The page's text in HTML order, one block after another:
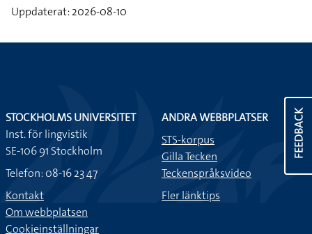
FEEDBACK
STOCKHOLMS UNIVERSITET
Inst. för lingvistik
SE-106 91 Stockholm
Telefon: 08-16 23 47
Kontakt
Om webbplatsen
ANDRA WEBBPLATSER
STS-korpus
Gilla Tecken
Teckenspråksvideo